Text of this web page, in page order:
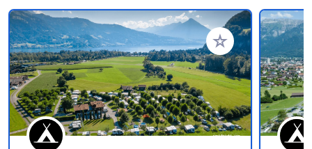
Zu Ihren Favoriten